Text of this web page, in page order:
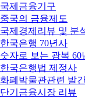
국제금융기구
중국의 금융제도
국제경제리뷰 및 분
한국은행 70년사
숫자로 보는 광복 60
한국은행법 제정사
화폐박물관관련 발
단기금융시장 리뷰